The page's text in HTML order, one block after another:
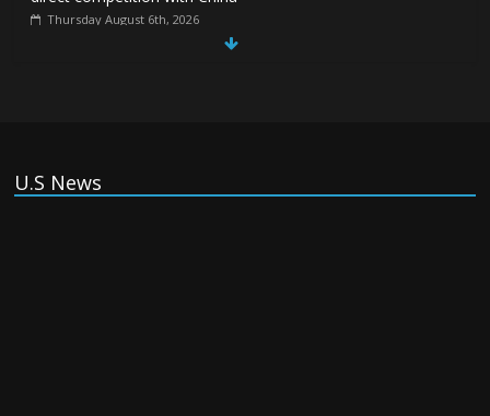
Thursday August 6th, 2026
(Tiếng Việt) VinFast mất 400 triệu USD
U.S News